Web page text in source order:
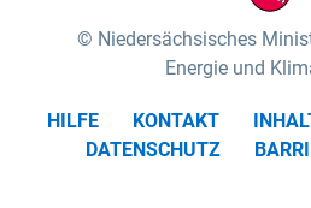
Niedersächsisches
Energie und
HILFE KONTAKT
DATENSCHUTZ